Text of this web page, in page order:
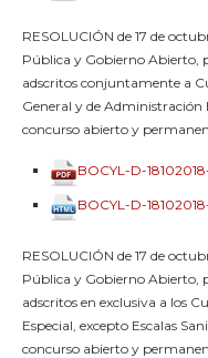
RESOLUCIÓN de 17 de
Pública y Gobierno Abierto,
adscritos conjuntamente a
General y de Administración
concurso abierto y
BOCYL-D-
BOCYL-D-
RESOLUCIÓN de 17 de
Pública y Gobierno Abierto,
adscritos en exclusiva a los
Especial, excepto Escalas
concurso abierto y